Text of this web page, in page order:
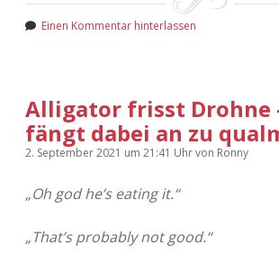
Einen Kommentar hinterlassen
Alligator frisst Drohne
fängt dabei an zu
2. September 2021 um 21:41 Uhrvon Ronny
„Oh god he’s eating it.“
„That’s probably not good.“